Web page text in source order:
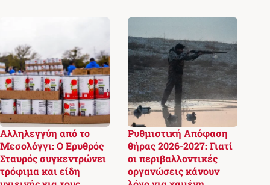
Αλληλεγγύη από το
Μεσολόγγι: Ο Ερυθρός
Σταυρός συγκεντρώνει
τρόφιμα και είδη
Ρυθμιστική Απόφαση
θήρας 2026-2027: Γιατί
οι περιβαλλοντικές
οργανώσεις κάνουν